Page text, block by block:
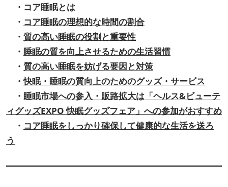
・ コア睡眠とは
・ コア睡眠の理想的な時間の割合
・ 質の高い睡眠の役割と重要性
・ 睡眠の質を向上させるための生活習慣
・ 質の高い睡眠を妨げる要因と対策
・快眠・睡眠の質向上のためのグッズ・サービス
・ 睡眠市場への参入・販路拡大は「ヘルス&ビューテ
ィグッズEXPO 快眠グッズフェア」への参加がおすすめ
・ コア睡眠をしっかり確保して健康的な生活を送ろ
う